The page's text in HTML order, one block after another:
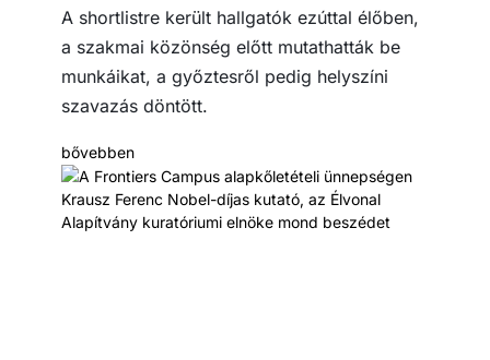
A shortlistre került hallgatók ezúttal élőben,
a szakmai közönség előtt mutathatták be
munkáikat, a győztesről pedig helyszíni
szavazás döntött.
bővebben